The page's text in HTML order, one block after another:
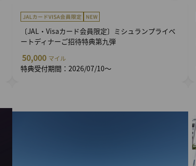
〔JAL・Visaカード会員限定〕ミシュランプライベ
ートディナーご招待特典第九弾
50,000 マイル
特典受付期間：2026/07/10～